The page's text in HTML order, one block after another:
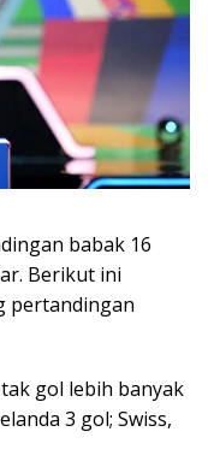
babak 16
Berikut ini
pertandingan
gol lebih banyak
3 gol; Swiss,